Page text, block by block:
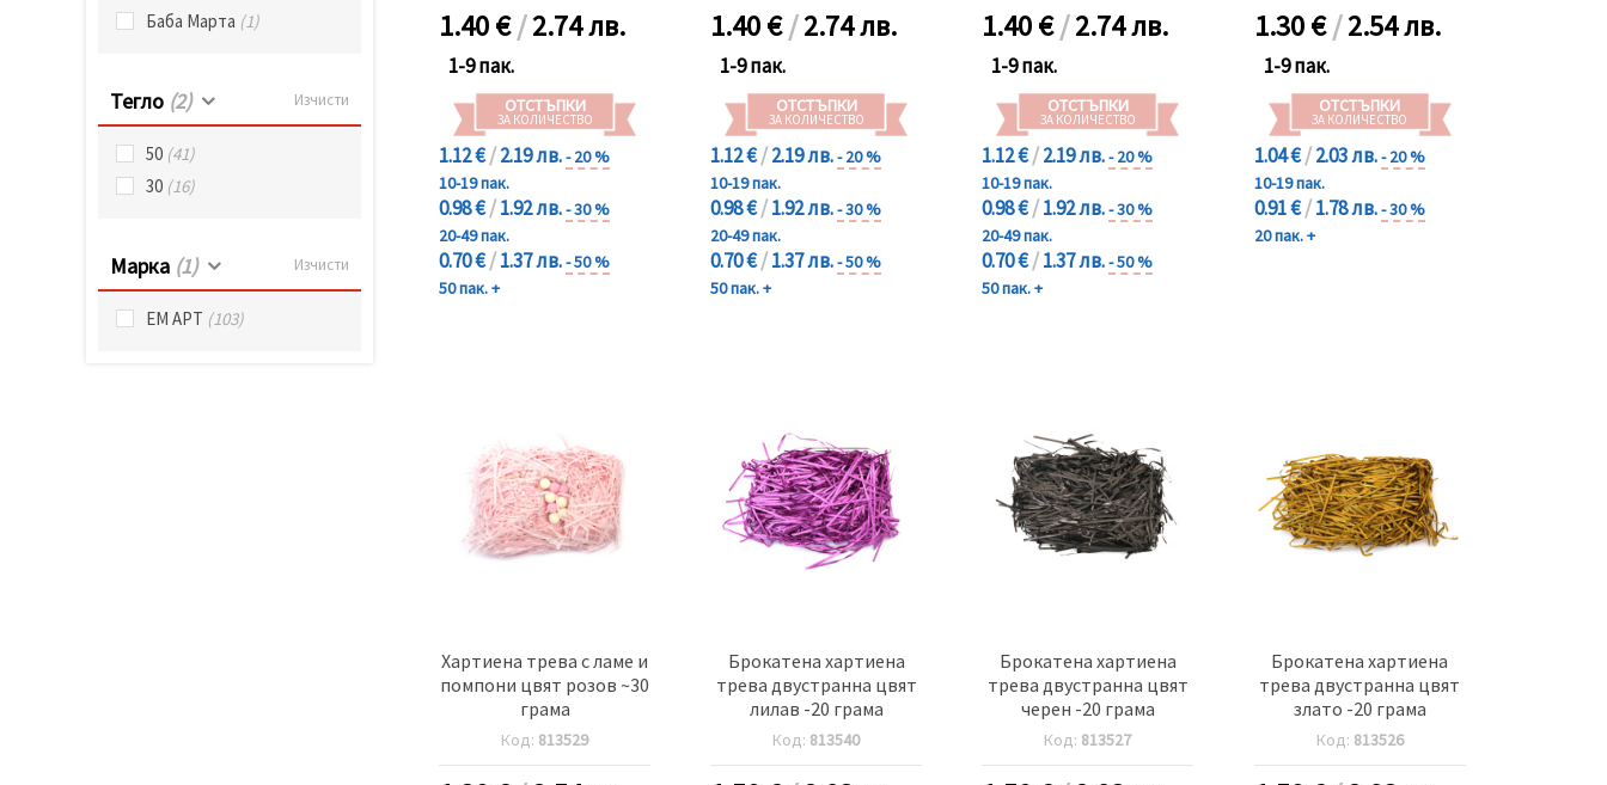
Баба Марта (1)
Тегло (2) Изчисти
50 (41)
30 (16)
Марка (1) Изчисти
ЕМ АРТ (103)
1.40€/2.74 лв.
1-9 пак.
ОТСТЪПКИ
ЗА КОЛИЧЕСТВО
1.12 €/2.19 лв.- 20 %
10-19 пак.
0.98 €/1.92 лв.- 30 %
20-49 пак.
0.70 €/1.37 лв.- 50 %
50 пак. +
1.40€/2.74 лв.
1-9 пак.
ОТСТЪПКИ
ЗА КОЛИЧЕСТВО
1.12 €/2.19 лв.- 20 %
10-19 пак.
0.98 €/1.92 лв.- 30 %
20-49 пак.
0.70 €/1.37 лв.- 50 %
50 пак. +
1.40€/2.74 лв.
1-9 пак.
ОТСТЪПКИ
ЗА КОЛИЧЕСТВО
1.12 €/2.19 лв.- 20 %
10-19 пак.
0.98 €/1.92 лв.- 30 %
20-49 пак.
0.70 €/1.37 лв.- 50 %
50 пак. +
1.30€/2.54 лв.
1-9 пак.
ОТСТЪПКИ
ЗА КОЛИЧЕСТВО
1.04 €/2.03 лв.- 20 %
10-19 пак.
0.91 €/1.78 лв.- 30 %
20 пак. +
Хартиена трева с ламе и
помпони цвят розов ~30
грама
Код: 813529
Брокатена хартиена
трева двустранна цвят
лилав -20 грама
Код: 813540
Брокатена хартиена
трева двустранна цвят
черен -20 грама
Код: 813527
Брокатена хартиена
трева двустранна цвят
злато -20 грама
Код: 813526